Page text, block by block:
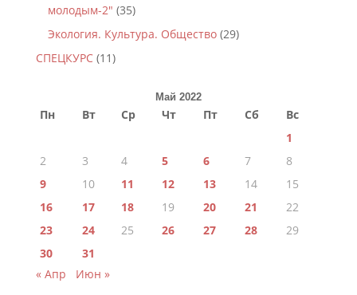
молодым-2" (35)
Экология. Культура. Общество(29)
СПЕЦКУРС(11)
Май 2022
Пн Вт Ср Чт Пт Сб
Вс
1
2
3 4 5 6 7
8
9
10 11 12 13 14
15
16
17 18 19 20 21
22
23
24 25 26 27 28
29
30
31
« Апр
Июн »